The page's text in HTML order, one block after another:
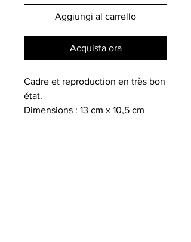
Aggiungi al carrello
Acquista ora
Cadre et reproduction en très bon
état.
Dimensions : 13 cm x 10,5 cm